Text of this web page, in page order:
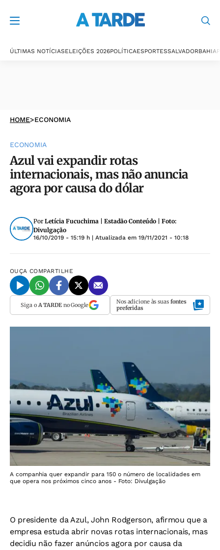
ÚLTIMAS NOTÍCIASELEIÇÕES 2026POLÍTICAESPORTESSALVADORBAHIA
HOME>ECONOMIA
ECONOMIA
Azul vai expandir rotas
internacionais, mas não anuncia
agora por causa do dólar
Por Letícia Fucuchima | Estadão Conteúdo | Foto:
Divulgação
16/10/2019 - 15:19 h | Atualizada em 19/11/2021 - 10:18
OUÇA COMPARTILHE
Siga o A TARDEno Google Nos adicione às suas fontes
preferidas
A companhia quer expandir para 150 o número de localidades em
que opera nos próximos cinco anos - Foto: Divulgação
O presidente da Azul, John Rodgerson, afirmou que a
empresa estuda abrir novas rotas internacionais, mas
decidiu não fazer anúncios agora por causa da